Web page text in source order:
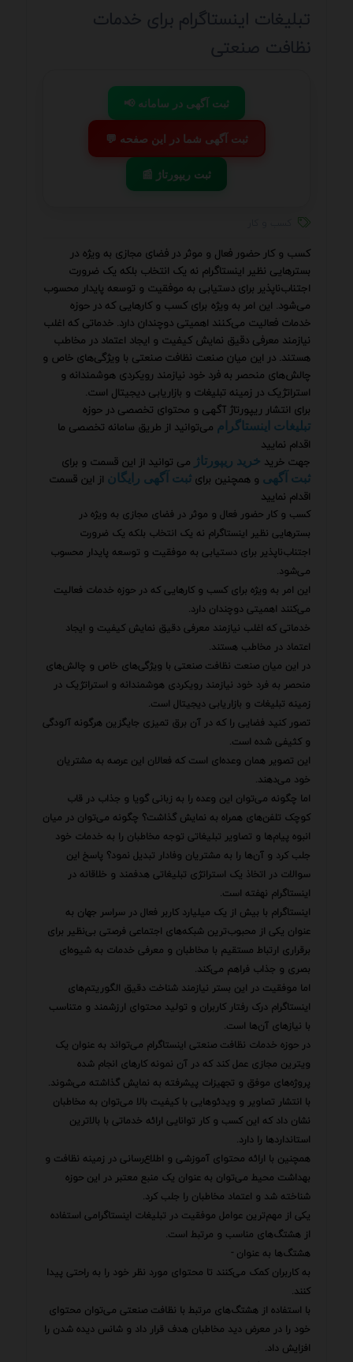
تبلیغات اینستاگرام برای خدمات
نظافت صنعتی
📢 ثبت آگهی در سامانه
💬 ثبت آگهی شما در این صفحه
📰 ثبت ریپورتاژ
کسب و کار حضور فعال و موثر در فضای مجازی به ویژه در
بسترهایی نظیر اینستاگرام نه یک انتخاب بلکه یک ضرورت
اجتناب‌ناپذیر برای دستیابی به موفقیت و توسعه پایدار محسوب
می‌شود. این امر به ویژه برای کسب و کارهایی که در حوزه
خدمات فعالیت می‌کنند اهمیتی دوچندان دارد. خدماتی که اغلب
نیازمند معرفی دقیق نمایش کیفیت و ایجاد اعتماد در مخاطب
هستند. در این میان صنعت نظافت صنعتی با ویژگی‌های خاص و
چالش‌های منحصر به فرد خود نیازمند رویکردی هوشمندانه و
استراتژیک در زمینه تبلیغات و بازاریابی دیجیتال است.
برای انتشار ریپورتاژ آگهی و محتوای تخصصی در حوزه
تبلیغات اینستاگرام می‌توانید از طریق سامانه تخصصی ما
اقدام نمایید
جهت خرید خرید ریپورتاژ می توانید از این قسمت و برای
ثبت آگهی و همچنین برای ثبت آگهی رایگان از این قسمت
اقدام نمایید
کسب و کار حضور فعال و موثر در فضای مجازی به ویژه در
بسترهایی نظیر اینستاگرام نه یک انتخاب بلکه یک ضرورت
اجتناب‌ناپذیر برای دستیابی به موفقیت و توسعه پایدار محسوب
می‌شود.
این امر به ویژه برای کسب و کارهایی که در حوزه خدمات فعالیت
می‌کنند اهمیتی دوچندان دارد.
خدماتی که اغلب نیازمند معرفی دقیق نمایش کیفیت و ایجاد
اعتماد در مخاطب هستند.
در این میان صنعت نظافت صنعتی با ویژگی‌های خاص و چالش‌های
منحصر به فرد خود نیازمند رویکردی هوشمندانه و استراتژیک در
زمینه تبلیغات و بازاریابی دیجیتال است.
تصور کنید فضایی را که در آن برق تمیزی جایگزین هرگونه آلودگی
و کثیفی شده است.
این تصویر همان وعده‌ای است که فعالان این عرصه به مشتریان
خود می‌دهند.
اما چگونه می‌توان این وعده را به زبانی گویا و جذاب در قاب
کوچک تلفن‌های همراه به نمایش گذاشت؟ چگونه می‌توان در میان
انبوه پیام‌ها و تصاویر تبلیغاتی توجه مخاطبان را به خدمات خود
جلب کرد و آن‌ها را به مشتریان وفادار تبدیل نمود؟ پاسخ این
سوالات در اتخاذ یک استراتژی تبلیغاتی هدفمند و خلاقانه در
اینستاگرام نهفته است.
اینستاگرام با بیش از یک میلیارد کاربر فعال در سراسر جهان به
عنوان یکی از محبوب‌ترین شبکه‌های اجتماعی فرصتی بی‌نظیر برای
برقراری ارتباط مستقیم با مخاطبان و معرفی خدمات به شیوه‌ای
بصری و جذاب فراهم می‌کند.
اما موفقیت در این بستر نیازمند شناخت دقیق الگوریتم‌های
اینستاگرام درک رفتار کاربران و تولید محتوای ارزشمند و متناسب
با نیازهای آن‌ها است.
در حوزه خدمات نظافت صنعتی اینستاگرام می‌تواند به عنوان یک
ویترین مجازی عمل کند که در آن نمونه کارهای انجام شده
پروژه‌های موفق و تجهیزات پیشرفته به نمایش گذاشته می‌شوند.
با انتشار تصاویر و ویدئوهایی با کیفیت بالا می‌توان به مخاطبان
نشان داد که این کسب و کار توانایی ارائه خدماتی با بالاترین
استانداردها را دارد.
همچنین با ارائه محتوای آموزشی و اطلاع‌رسانی در زمینه نظافت و
بهداشت محیط می‌توان به عنوان یک منبع معتبر در این حوزه
شناخته شد و اعتماد مخاطبان را جلب کرد.
یکی از مهم‌ترین عوامل موفقیت در تبلیغات اینستاگرامی استفاده
از هشتگ‌های مناسب و مرتبط است.
هشتگ‌ها به عنوان -
به کاربران کمک می‌کنند تا محتوای مورد نظر خود را به راحتی پیدا
کنند.
با استفاده از هشتگ‌های مرتبط با نظافت صنعتی می‌توان محتوای
خود را در معرض دید مخاطبان هدف قرار داد و شانس دیده شدن را
افزایش داد.